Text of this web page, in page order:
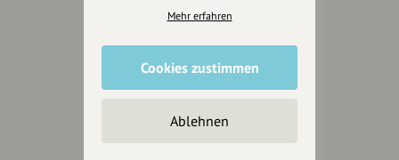
Wir sind auch auf
Mehr erfahren
Cookies zustimmen
Ablehnen